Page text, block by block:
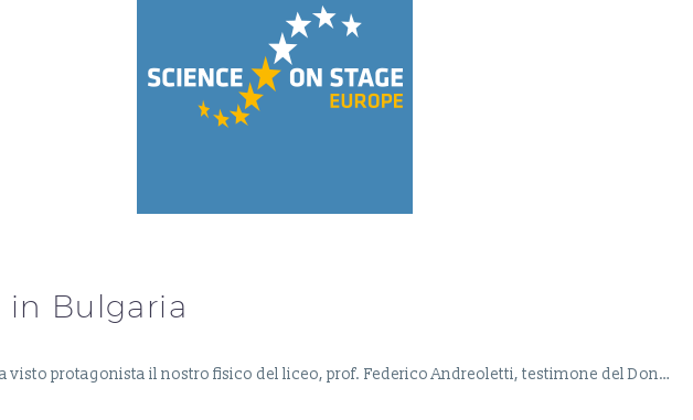
in Bulgaria
visto protagonista il nostro fisico del liceo, prof. Federico Andreoletti, testimone del Don…